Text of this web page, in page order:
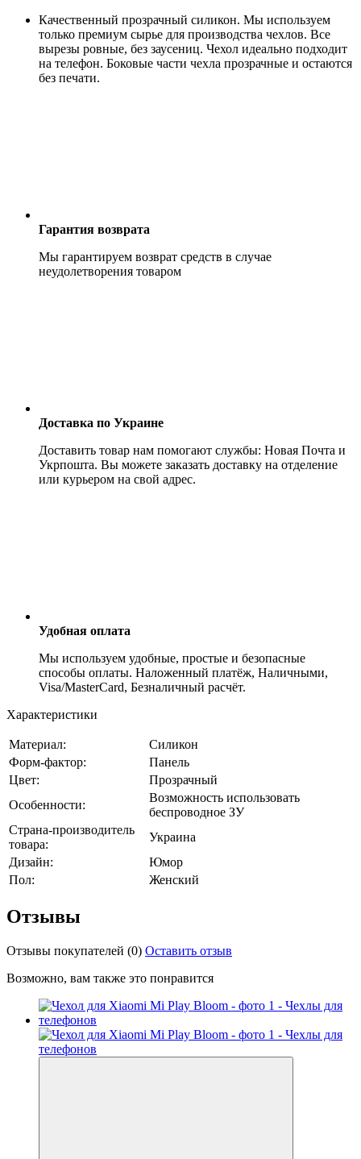
Качественный прозрачный силикон. Мы используем
только премиум сырье для производства чехлов. Все
вырезы ровные, без заусениц. Чехол идеально подходит
на телефон. Боковые части чехла прозрачные и остаются
без печати.
Гарантия возврата
Мы гарантируем возврат средств в случае
неудолетворения товаром
Доставка по Украине
Доставить товар нам помогают службы: Новая Почта и
Укрпошта. Вы можете заказать доставку на отделение
или курьером на свой адрес.
Удобная оплата
Мы используем удобные, простые и безопасные
способы оплаты. Наложенный платёж, Наличными,
Visa/MasterCard, Безналичный расчёт.
Характеристики
Материал:
Силикон
Форм-фактор:
Панель
Цвет:
Прозрачный
Особенности:
Возможность использовать
беспроводное ЗУ
Страна-производитель
товара:
Украина
Дизайн:
Юмор
Пол:
Женский
Отзывы
Отзывы покупателей (0) Оставить отзыв
Возможно, вам также это понравится